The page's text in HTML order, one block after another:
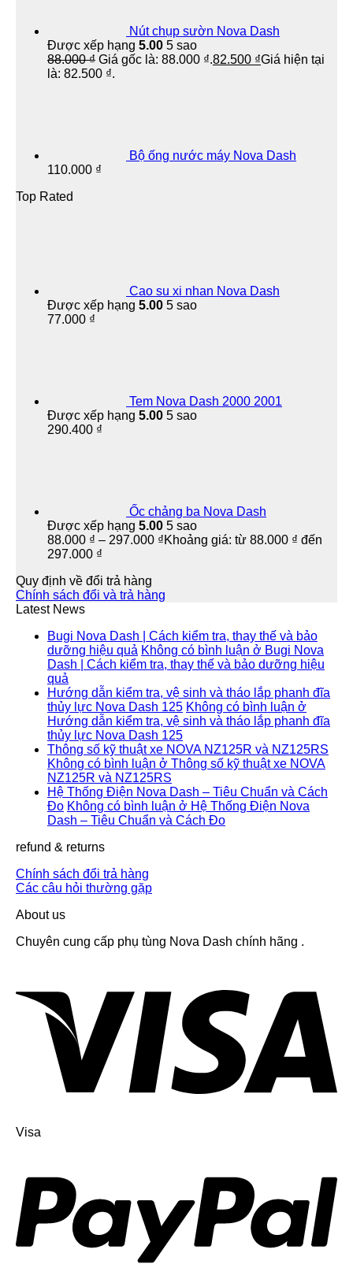
Nút chụp sườn Nova Dash
Được xếp hạng 5.00 5 sao
88.000₫ Giá gốc là: 88.000 ₫.82.500 ₫Giá hiện tại
là: 82.500 ₫.
Bộ ống nước máy Nova Dash
110.000 ₫
Top Rated
Cao su xi nhan Nova Dash
Được xếp hạng 5.00 5 sao
77.000 ₫
Tem Nova Dash 2000 2001
Được xếp hạng 5.00 5 sao
290.400 ₫
Ốc chảng ba Nova Dash
Được xếp hạng 5.00 5 sao
88.000 ₫ – 297.000 ₫Khoảng giá: từ 88.000 ₫ đến
297.000 ₫
Quy định về đổi trả hàng
Chính sách đổi và trả hàng
Latest News
Bugi Nova Dash | Cách kiểm tra, thay thế và bảo
dưỡng hiệu quả Không có bình luận ở Bugi Nova
Dash | Cách kiểm tra, thay thế và bảo dưỡng hiệu
quả
Hướng dẫn kiểm tra, vệ sinh và tháo lắp phanh đĩa
thủy lực Nova Dash 125 Không có bình luận ở
Hướng dẫn kiểm tra, vệ sinh và tháo lắp phanh đĩa
thủy lực Nova Dash 125
Thông số kỹ thuật xe NOVA NZ125R và NZ125RS
Không có bình luận ở Thông số kỹ thuật xe NOVA
NZ125R và NZ125RS
Hệ Thống Điện Nova Dash – Tiêu Chuẩn và Cách
Đo Không có bình luận ở Hệ Thống Điện Nova
Dash – Tiêu Chuẩn và Cách Đo
refund & returns
Chính sách đổi trả hàng
Các câu hỏi thường gặp
About us
Chuyên cung cấp phụ tùng Nova Dash chính hãng .
Visa